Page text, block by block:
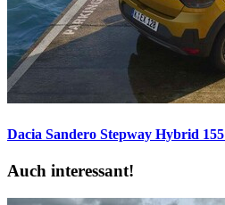
Dacia Sandero Stepway Hybrid 155
Auch interessant!